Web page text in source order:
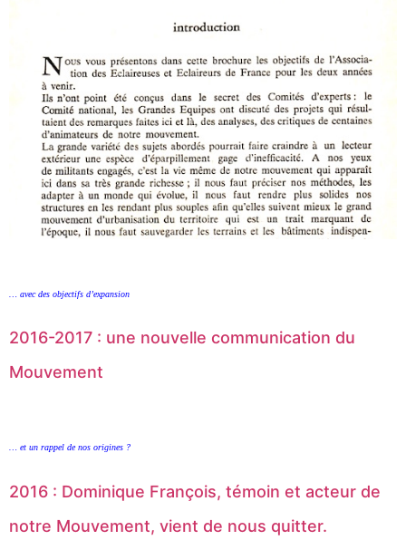
… avec des objectifs d’expansion
2016-2017 : une nouvelle communication du
Mouvement
… et un rappel de nos origines ?
2016 : Dominique François, témoin et acteur de
notre Mouvement, vient de nous quitter.